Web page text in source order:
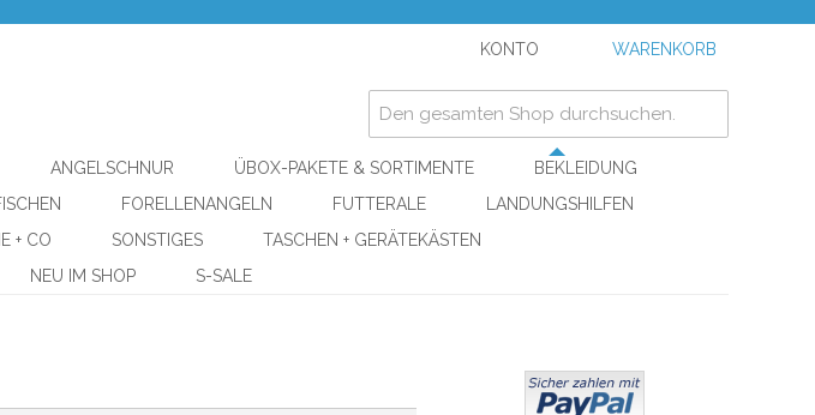
KONTO WARENKORB
ANGELSCHNUR ÜBOX-PAKETE & SORTIMENTE
BEKLEIDUNG
FORELLENANGELN FUTTERALE
LANDUNGSHILFEN
+ CO SONSTIGES
TASCHEN + GERÄTEKÄSTEN
NEU IM SHOP S-SALE